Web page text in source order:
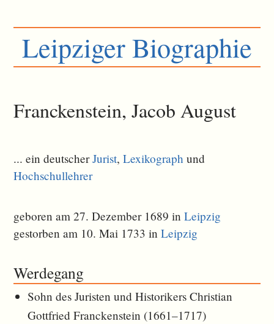
Leipziger Biographie
Franckenstein, Jacob August
... ein deutscherJurist,Lexikograph und
Hochschullehrer
geboren am 27. Dezember 1689 inLeipzig
gestorben am 10. Mai 1733 inLeipzig
Werdegang
Sohn des Juristen und Historikers Christian
Gottfried Franckenstein (1661–1717)